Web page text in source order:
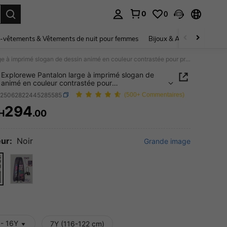
0 0
vêtements & Vêtements de nuit pour femmes Bijoux & Accessoires pour
SHEIN Explorewe Pantalon large à imprimé slogan de dessin animé en couleur contrastée pour préadolescentes
Explorewe Pantalon large à imprimé slogan de
en couleur contrastée pour
(500+ Commentaires)
AND AVAILABILITY
294.00
Noir Grande image
16Y 7Y (116-122 cm)